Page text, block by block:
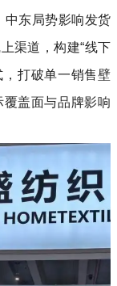
中东局势影响发货
渠道，构建“线下
，打破单一销售壁
盖面与品牌影响